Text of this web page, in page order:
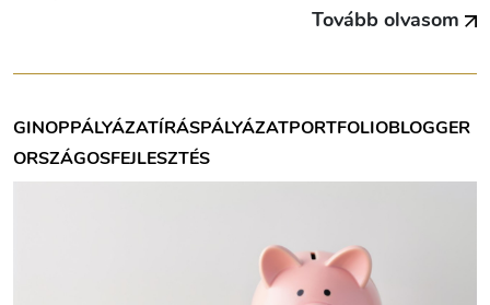
Tovább olvasom
GINOPPÁLYÁZATÍRÁSPÁLYÁZATPORTFOLIOBLOGGER
ORSZÁGOSFEJLESZTÉS